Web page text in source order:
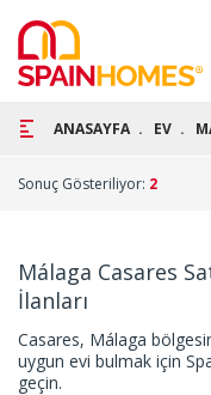
ANASAYFA EV
Sonuç Gösteriliyor: 2
Málaga Casares
İlanları
Casares, Málaga
uygun evi bulmak için
geçin.